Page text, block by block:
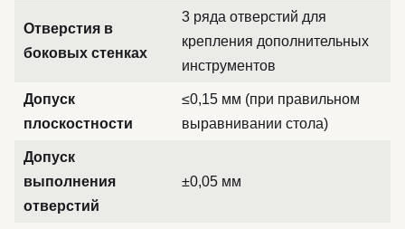
Отверстия в
боковых стенках
3 ряда отверстий для
крепления дополнительных
инструментов
Допуск
плоскостности
≤0,15 мм (при правильном
выравнивании стола)
Допуск
выполнения
отверстий
±0,05 мм